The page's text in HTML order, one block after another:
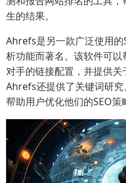
生的结果。
Ahrefs是另一款广泛使用
析功能而著名。该软件可
对手的链接配置，并提供关
Ahrefs还提供了关键词研究
帮助用户优化他们的SEO策